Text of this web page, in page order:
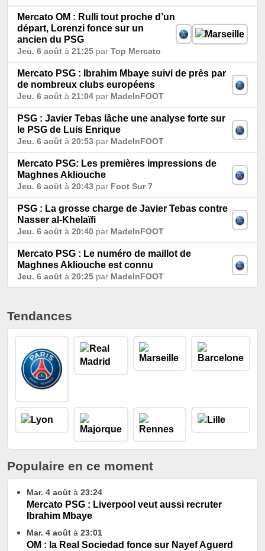
Mercato OM : Rulli tout proche d’un
départ, Lorenzi fonce sur un
ancien du PSG
Jeu. 6 août à 21:25 par Top Mercato
Mercato PSG : Ibrahim Mbaye suivi de près par
de nombreux clubs européens
Jeu. 6 août à 21:04 par MadeInFOOT
PSG : Javier Tebas lâche une analyse forte sur
le PSG de Luis Enrique
Jeu. 6 août à 20:53 par MadeInFOOT
Mercato PSG: Les premières impressions de
Maghnes Akliouche
Jeu. 6 août à 20:43 par Foot Sur 7
PSG : La grosse charge de Javier Tebas contre
Nasser al-Khelaïfi
Jeu. 6 août à 20:40 par MadeInFOOT
Mercato PSG : Le numéro de maillot de
Maghnes Akliouche est connu
Jeu. 6 août à 20:25 par MadeInFOOT
Tendances
Populaire en ce moment
Mar. 4 août à 23:24
Mercato PSG : Liverpool veut aussi recruter
Ibrahim Mbaye
Mar. 4 août à 23:01
OM : la Real Sociedad fonce sur Nayef Aguerd